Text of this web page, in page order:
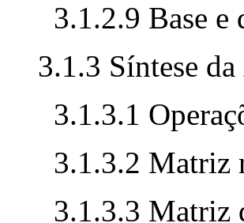
3.1.2.9 Base e
3.1.3 Síntese
3.1.3.1
3.1.3.2 Matriz
3.1.3.3 Matriz